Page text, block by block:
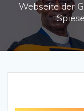
Webseite der